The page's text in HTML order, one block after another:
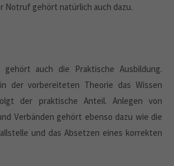
Notruf gehört natürlich auch dazu.
auch die Praktische Ausbildung.
der vorbereiteten Theorie das Wissen
der praktische Anteil. Anlegen von
Verbänden gehört ebenso dazu wie die
und das Absetzen eines korrekten